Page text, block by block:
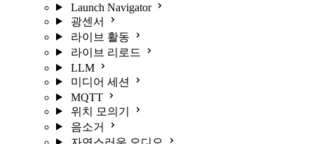
Launch Navigator
광센서
라이브 활동
라이브 리로드
LLM
미디어 세션
MQTT
위치 모의기
음소거